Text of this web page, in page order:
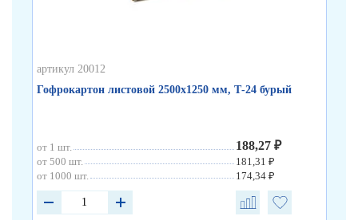
артикул 20012
Гофрокартон листовой 2500х1250 мм, Т-24 бурый
от 1 шт. 188,27 ₽
от 500 шт.
181,31 ₽
от 1000 шт.
174,34 ₽